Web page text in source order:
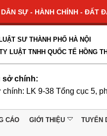
SỰ - HÀNH CHÍNH - ĐẤT
SƯ THÀNH PHỐ HÀ NỘI
LUẬT TNHH QUỐC TẾ HỒNG
sở chính:
chính: LK 9-38 Tổng cục 5,
CÁO GIỚI THIỆU TUYỂN